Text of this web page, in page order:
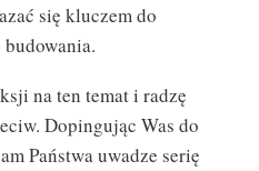
się kluczem do
na ten temat i radzę
Dopingując Was do
Państwa uwadze serię